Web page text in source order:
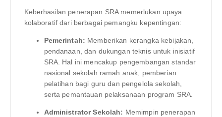
Keberhasilan penerapan SRA memerlukan upaya
kolaboratif dari berbagai pemangku kepentingan:
Pemerintah: Memberikan kerangka kebijakan,
pendanaan, dan dukungan teknis untuk inisiatif
SRA. Hal ini mencakup pengembangan standar
nasional sekolah ramah anak, pemberian
pelatihan bagi guru dan pengelola sekolah,
serta pemantauan pelaksanaan program SRA.
Administrator Sekolah: Memimpin penerapan